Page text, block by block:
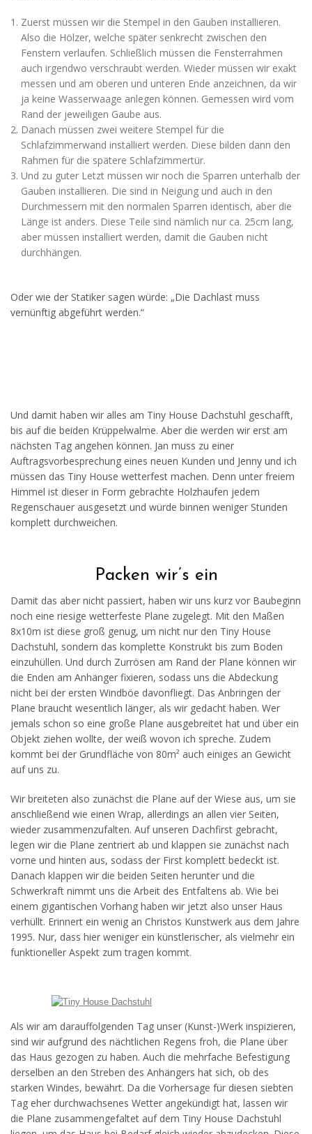
Zuerst müssen wir die Stempel in den Gauben installieren.
Also die Hölzer, welche später senkrecht zwischen den
Fenstern verlaufen. Schließlich müssen die Fensterrahmen
auch irgendwo verschraubt werden. Wieder müssen wir exakt
messen und am oberen und unteren Ende anzeichnen, da wir
ja keine Wasserwaage anlegen können. Gemessen wird vom
Rand der jeweiligen Gaube aus.
Danach müssen zwei weitere Stempel für die
Schlafzimmerwand installiert werden. Diese bilden dann den
Rahmen für die spätere Schlafzimmertür.
Und zu guter Letzt müssen wir noch die Sparren unterhalb der
Gauben installieren. Die sind in Neigung und auch in den
Durchmessern mit den normalen Sparren identisch, aber die
Länge ist anders. Diese Teile sind nämlich nur ca. 25cm lang,
aber müssen installiert werden, damit die Gauben nicht
durchhängen.
Oder wie der Statiker sagen würde: „Die Dachlast muss
vernünftig abgeführt werden.“
Und damit haben wir alles am Tiny House Dachstuhl geschafft,
bis auf die beiden Krüppelwalme. Aber die werden wir erst am
nächsten Tag angehen können. Jan muss zu einer
Auftragsvorbesprechung eines neuen Kunden und Jenny und ich
müssen das Tiny House wetterfest machen. Denn unter freiem
Himmel ist dieser in Form gebrachte Holzhaufen jedem
Regenschauer ausgesetzt und würde binnen weniger Stunden
komplett durchweichen.
Packen wir’s ein
Damit das aber nicht passiert, haben wir uns kurz vor Baubeginn
noch eine riesige wetterfeste Plane zugelegt. Mit den Maßen
8x10m ist diese groß genug, um nicht nur den Tiny House
Dachstuhl, sondern das komplette Konstrukt bis zum Boden
einzuhüllen. Und durch Zurrösen am Rand der Plane können wir
die Enden am Anhänger fixieren, sodass uns die Abdeckung
nicht bei der ersten Windböe davonfliegt. Das Anbringen der
Plane braucht wesentlich länger, als wir gedacht haben. Wer
jemals schon so eine große Plane ausgebreitet hat und über ein
Objekt ziehen wollte, der weiß wovon ich spreche. Zudem
kommt bei der Grundfläche von 80m² auch einiges an Gewicht
auf uns zu.
Wir breiteten also zunächst die Plane auf der Wiese aus, um sie
anschließend wie einen Wrap, allerdings an allen vier Seiten,
wieder zusammenzufalten. Auf unseren Dachfirst gebracht,
legen wir die Plane zentriert ab und klappen sie zunächst nach
vorne und hinten aus, sodass der First komplett bedeckt ist.
Danach klappen wir die beiden Seiten herunter und die
Schwerkraft nimmt uns die Arbeit des Entfaltens ab. Wie bei
einem gigantischen Vorhang haben wir jetzt also unser Haus
verhüllt. Erinnert ein wenig an Christos Kunstwerk aus dem Jahre
1995. Nur, dass hier weniger ein künstlerischer, als vielmehr ein
funktioneller Aspekt zum tragen kommt.
Als wir am darauffolgenden Tag unser (Kunst-)Werk inspizieren,
sind wir aufgrund des nächtlichen Regens froh, die Plane über
das Haus gezogen zu haben. Auch die mehrfache Befestigung
derselben an den Streben des Anhängers hat sich, ob des
starken Windes, bewährt. Da die Vorhersage für diesen siebten
Tag eher durchwachsenes Wetter angekündigt hat, lassen wir
die Plane zusammengefaltet auf dem Tiny House Dachstuhl